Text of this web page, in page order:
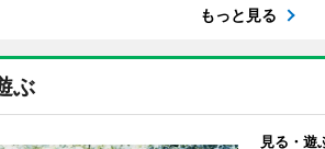
もっと見る
ぶ
見る・遊